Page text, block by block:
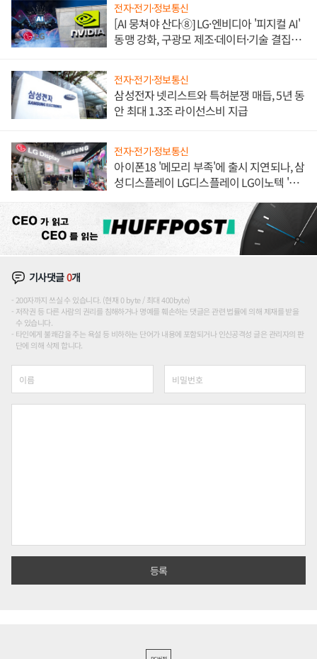
전자·전기·정보통신
[AI 뭉쳐야 산다⑧] LG·엔비디아 '피지컬 AI'
동맹 강화, 구광모 제조·데이터·기술 결집
전자·전기·정보통신
삼성전자 넷리스트와 특허분쟁 매듭, 5년 동
안 최대 1.3조 라이선스비 지급
전자·전기·정보통신
아이폰18 '메모리 부족'에 출시 지연되나, 삼
성디스플레이 LG디스플레이 LG이노텍 '탈
기사댓글0개
200자까지 쓰실 수 있습니다. (현재 0 byte / 최대 400byte)
저작권 등 다른 사람의 권리를 침해하거나 명예를 훼손하는 댓글은 관련 법률에 의해 제재를 받을
수 있습니다.
타인에게 불쾌감을 주는 욕설 등 비하하는 단어가 내용에 포함되거나 인신공격성 글은 관리자의 판
단에 의해 삭제 합니다.